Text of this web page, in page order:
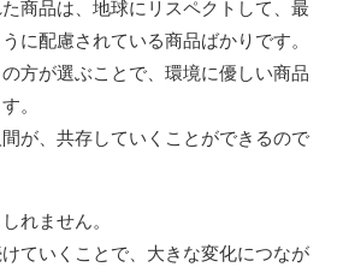
商品は、地球にリスペクトして、最
に配慮されている商品ばかりです。
方が選ぶことで、環境に優しい商品
。
が、共存していくことができるので
れません。
ていくことで、大きな変化につなが